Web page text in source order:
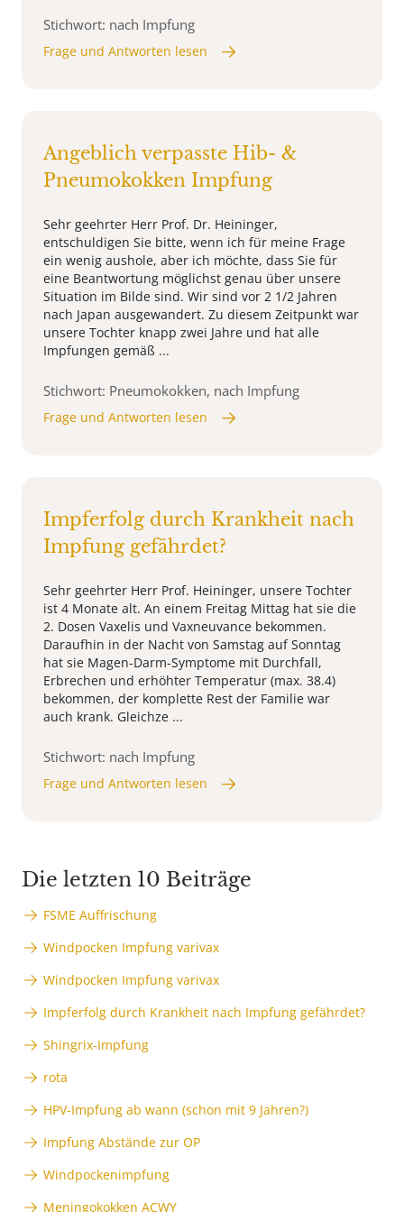
Stichwort: nach Impfung
Frage und Antworten lesen
Angeblich verpasste Hib- &
Pneumokokken Impfung
Sehr geehrter Herr Prof. Dr. Heininger,
entschuldigen Sie bitte, wenn ich für meine Frage
ein wenig aushole, aber ich möchte, dass Sie für
eine Beantwortung möglichst genau über unsere
Situation im Bilde sind. Wir sind vor 2 1/2 Jahren
nach Japan ausgewandert. Zu diesem Zeitpunkt war
unsere Tochter knapp zwei Jahre und hat alle
Impfungen gemäß ...
Stichwort: Pneumokokken, nach Impfung
Frage und Antworten lesen
Impferfolg durch Krankheit nach
Impfung gefährdet?
Sehr geehrter Herr Prof. Heininger, unsere Tochter
ist 4 Monate alt. An einem Freitag Mittag hat sie die
2. Dosen Vaxelis und Vaxneuvance bekommen.
Daraufhin in der Nacht von Samstag auf Sonntag
hat sie Magen-Darm-Symptome mit Durchfall,
Erbrechen und erhöhter Temperatur (max. 38.4)
bekommen, der komplette Rest der Familie war
auch krank. Gleichze ...
Stichwort: nach Impfung
Frage und Antworten lesen
Die letzten 10 Beiträge
FSME Auffrischung
Windpocken Impfung varivax
Windpocken Impfung varivax
Impferfolg durch Krankheit nach Impfung gefährdet?
Shingrix-Impfung
rota
HPV-Impfung ab wann (schon mit 9 Jahren?)
Impfung Abstände zur OP
Windpockenimpfung
Meningokokken ACWY